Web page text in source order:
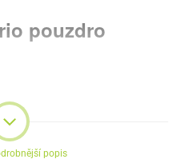
pouzdro
pouzdro z
kůže a látky
popis